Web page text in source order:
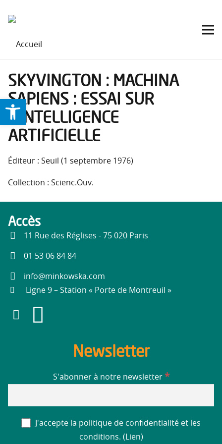
SKYVINGTON : MACHINA
SAPIENS : ESSAI SUR
L’INTELLIGENCE
ARTIFICIELLE
Éditeur : Seuil (1 septembre 1976)
Collection : Scienc.Ouv.
Accès
11 Rue des Réglises - 75 020 Paris
01 53 06 84 84
info@minkowska.com
Ligne 9 – Station « Porte de Montreuil »
Newsletter
S'abonner à notre newsletter *
J'accepte la politique de confidentialité et les
conditions. ( Lien)
Ouvrir la barre d’outils